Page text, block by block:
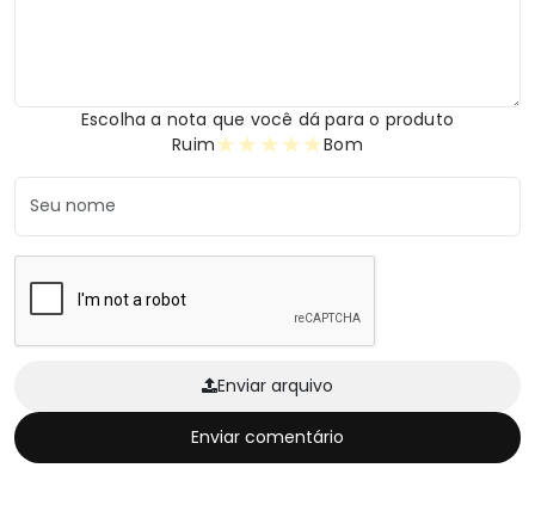
Escolha a nota que você dá para o produto
Ruim
★
★
★
★
★ Bom
Enviar arquivo
Enviar comentário